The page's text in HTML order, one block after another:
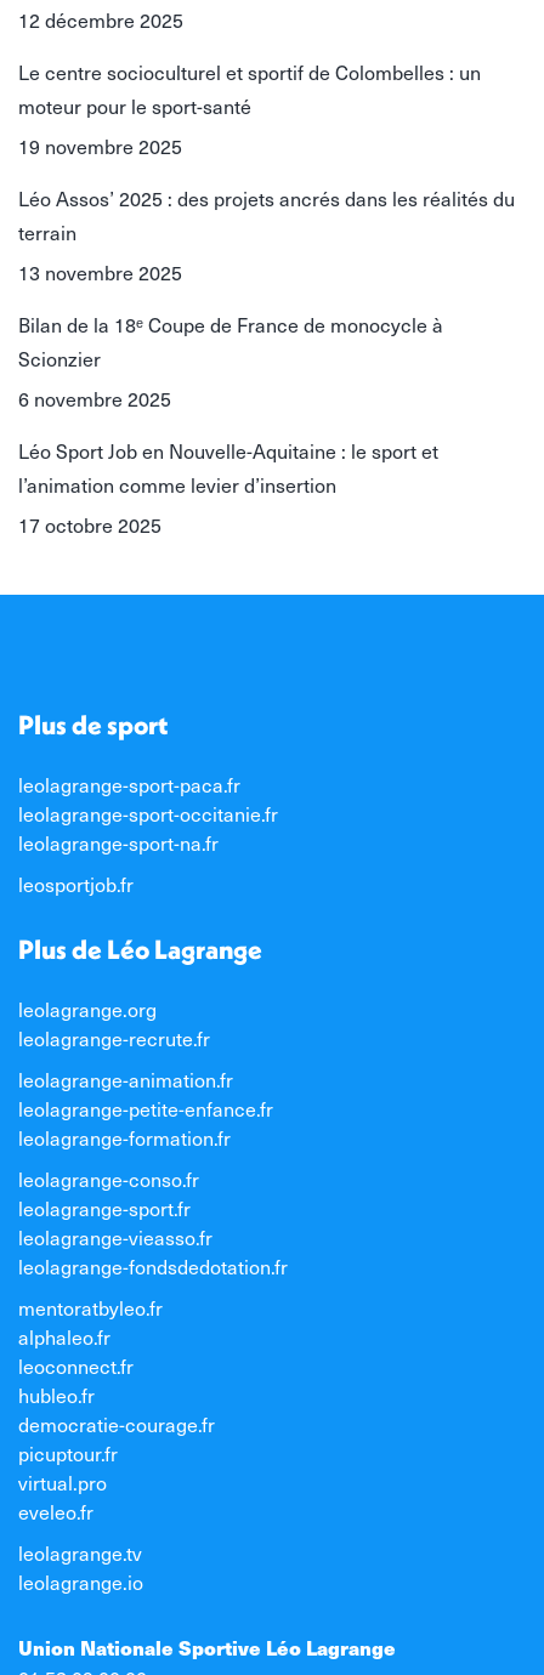
12 décembre 2025
Le centre socioculturel et sportif de Colombelles : un
moteur pour le sport-santé
19 novembre 2025
Léo Assos’ 2025 : des projets ancrés dans les réalités du
terrain
13 novembre 2025
Bilan de la 18ᵉ Coupe de France de monocycle à
Scionzier
6 novembre 2025
Léo Sport Job en Nouvelle-Aquitaine : le sport et
l’animation comme levier d’insertion
17 octobre 2025
Plus de sport
leolagrange-sport-paca.fr
leolagrange-sport-occitanie.fr
leolagrange-sport-na.fr
leosportjob.fr
Plus de Léo Lagrange
leolagrange.org
leolagrange-recrute.fr
leolagrange-animation.fr
leolagrange-petite-enfance.fr
leolagrange-formation.fr
leolagrange-conso.fr
leolagrange-sport.fr
leolagrange-vieasso.fr
leolagrange-fondsdedotation.fr
mentoratbyleo.fr
alphaleo.fr
leoconnect.fr
hubleo.fr
democratie-courage.fr
picuptour.fr
virtual.pro
eveleo.fr
leolagrange.tv
leolagrange.io
Union Nationale Sportive Léo Lagrange